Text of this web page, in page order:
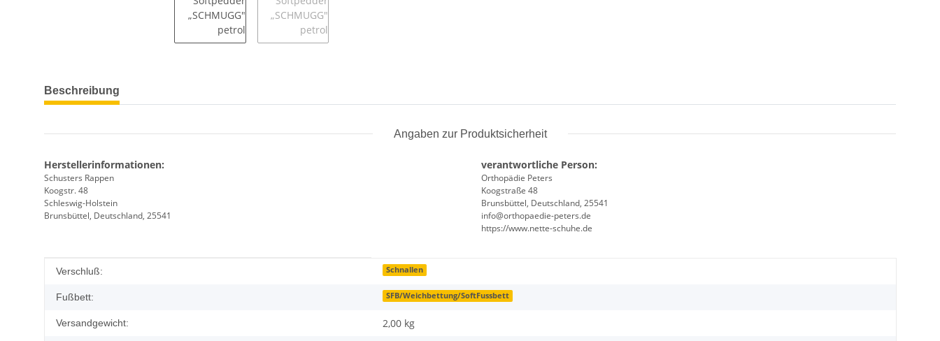
weitere Registerkarten anzeigen
Beschreibung
Angaben zur Produktsicherheit
Herstellerinformationen:
Schusters Rappen
Koogstr. 48
Schleswig-Holstein
Brunsbüttel, Deutschland, 25541
verantwortliche Person:
Orthopädie Peters
Koogstraße 48
Brunsbüttel, Deutschland, 25541
info@orthopaedie-peters.de
https://www.nette-schuhe.de
Produkteigenschaft
Wert
Verschluß: Schnallen
Fußbett: SFB/Weichbettung/SoftFussbett
Versandgewicht: 2,00 kg